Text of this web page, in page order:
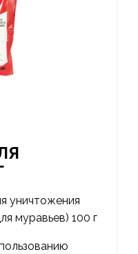
уничтожения
муравьев) 100 г